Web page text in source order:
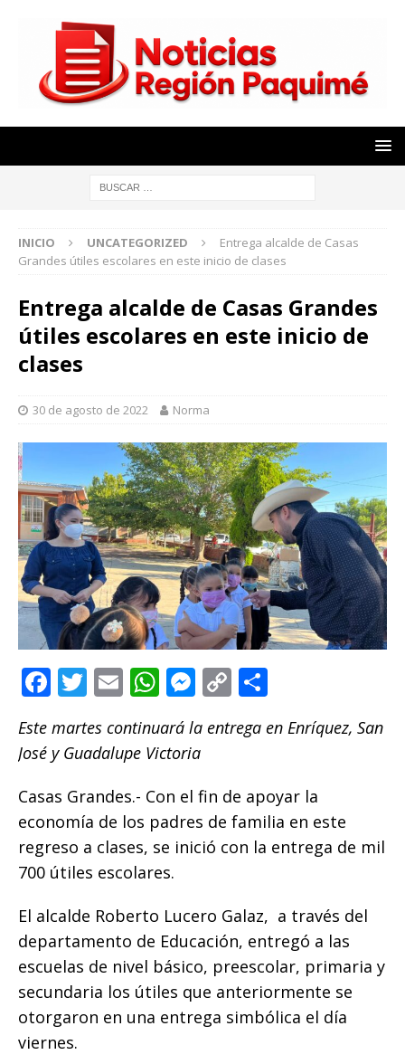
INICIO UNCATEGORIZED
Entrega alcalde de Casas
Grandes útiles escolares en este inicio de clases
Entrega alcalde de Casas Grandes
útiles escolares en este inicio de
clases
30 de agosto de 2022 Norma
F
c
e
b
o
o
k
T
it
te
r
E
ai
l
W
at
s
A
p
p
M
ss
e
n
g
e
C
p
Li
n
k
m
ar
ti
r
Este martes continuará la entrega en Enríquez, San
José y Guadalupe Victoria
Casas Grandes.- Con el fin de apoyar la
economía de los padres de familia en este
regreso a clases, se inició con la entrega de mil
700 útiles escolares.
El alcalde Roberto Lucero Galaz, a través del
departamento de Educación, entregó a las
escuelas de nivel básico, preescolar, primaria y
secundaria los útiles que anteriormente se
otorgaron en una entrega simbólica el día
viernes.